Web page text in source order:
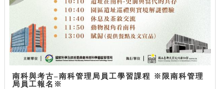
南科與考古–南科管理局員工學習課程 ※限南科管理
局員工報名※